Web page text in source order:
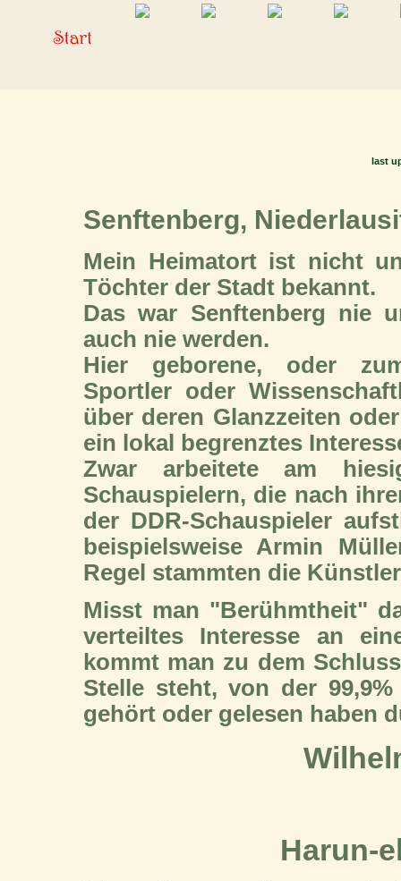
last
Senftenberg,
Mein Heimatort ist nicht
Töchter der Stadt bekannt.
Das war Senftenberg nie
auch nie werden.
Hier geborene, oder
Sportler oder
über deren Glanzzeiten
ein lokal begrenztes
Zwar arbeitete am
Schauspielern, die nach
der DDR-Schauspieler
beispielsweise Armin
Regel stammten die
Misst man "Berühmtheit"
verteiltes Interesse an
kommt man zu dem
Stelle steht, von der
gehört oder gelesen haben
Harun-